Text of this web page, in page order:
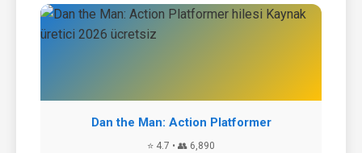
Dan the Man: Action Platformer
⭐ 4.7 • 👥 6,890